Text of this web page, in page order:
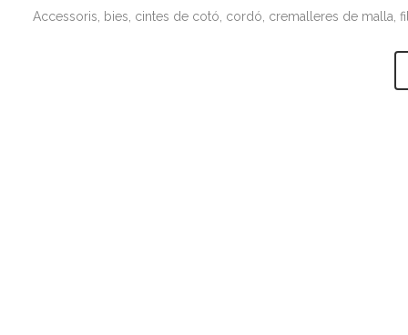
Accessoris, bies, cintes de cotó, cordó, cremalleres de malla,